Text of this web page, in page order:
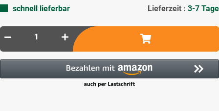
schnell lieferbar Lieferzeit : 3-7 Tage